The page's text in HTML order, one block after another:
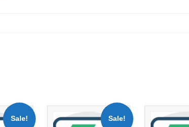
Sale! Sale!